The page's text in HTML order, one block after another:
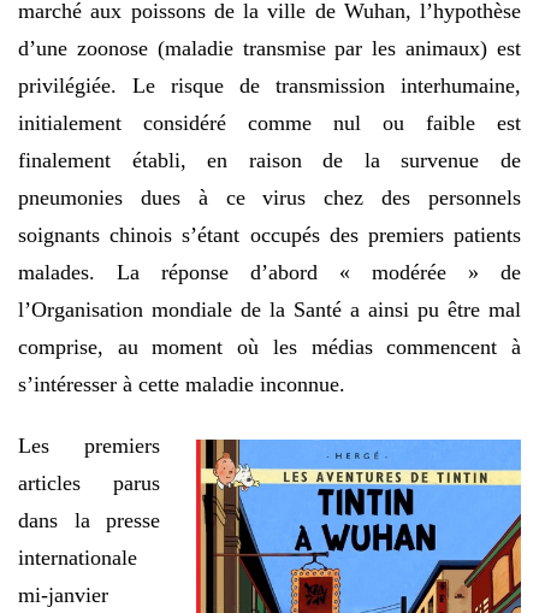
marché aux poissons de la ville de Wuhan, l’hypothèse
d’une zoonose (maladie transmise par les animaux) est
privilégiée. Le risque de transmission interhumaine,
initialement considéré comme nul ou faible est
finalement établi, en raison de la survenue de
pneumonies dues à ce virus chez des personnels
soignants chinois s’étant occupés des premiers patients
malades. La réponse d’abord « modérée » de
l’Organisation mondiale de la Santé a ainsi pu être mal
comprise, au moment où les médias commencent à
s’intéresser à cette maladie inconnue.
Les premiers
articles parus
dans la presse
internationale
mi-janvier